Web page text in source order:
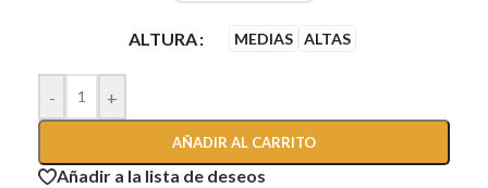
ALTURA MEDIAS ALTAS
- +
AÑADIR AL CARRITO
Añadir a la lista de deseos